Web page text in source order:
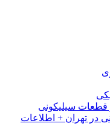
قطعات سیلیکونی
در تهران + اطلاعات